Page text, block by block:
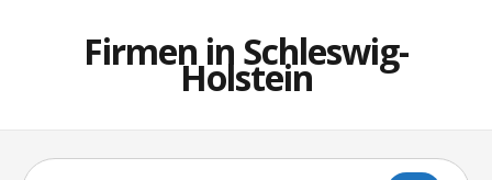
Firmen in Schleswig-
Holstein